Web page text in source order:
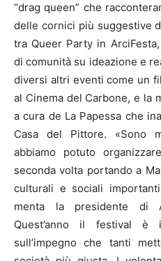
“drag queen” che
delle cornici più suggestive
tra Queer Party in
di comunità su ideazione e
diversi altri eventi come un
al Cinema del Carbone, e la
a cura de La Papessa che
Casa del Pittore. «Sono
abbiamo potuto
seconda volta portando a
culturali e sociali
menta la presidente di
Quest’anno il festival è
sull’impegno che tanti